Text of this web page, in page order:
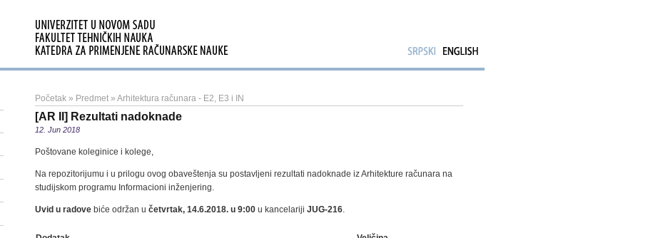
Početak » Predmet » Arhitektura računara - E2, E3 i IN
[AR II] Rezultati nadoknade
12. Jun 2018
Poštovane koleginice i kolege,
Na repozitorijumu i u prilogu ovog obaveštenja su postavljeni rezultati nadoknade iz Arhitekture računara na
studijskom programu Informacioni inženjering.
Uvid u radove biće održan u četvrtak, 14.6.2018. u 9:00 u kancelariji JUG-216.